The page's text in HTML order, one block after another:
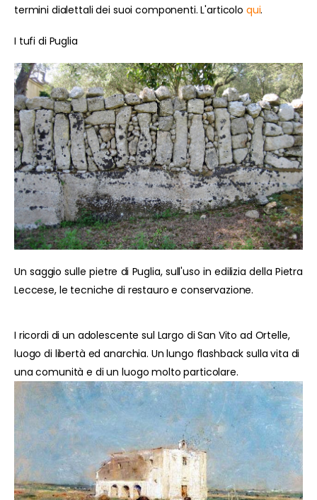
termini dialettali dei suoi componenti. L'articolo qui.
I tufi di Puglia
Un saggio sulle pietre di Puglia, sull'uso in edilizia della Pietra
Leccese, le tecniche di restauro e conservazione.
I ricordi di un adolescente sul Largo di San Vito ad Ortelle,
luogo di libertà ed anarchia. Un lungo flashback sulla vita di
una comunità e di un luogo molto particolare.